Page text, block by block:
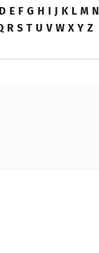
D E F G H I J K L M N
R S T U V W X Y Z